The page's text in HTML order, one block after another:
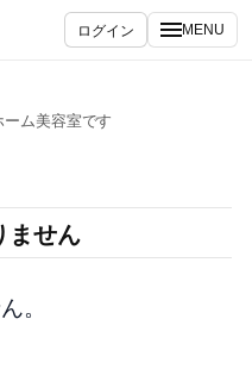
ログイン MENU
ム美容室です
ません
。